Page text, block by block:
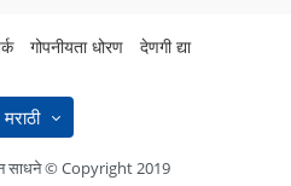
गोपनीयता धोरण देणगी द्या
मराठी
साधने © Copyright 2019